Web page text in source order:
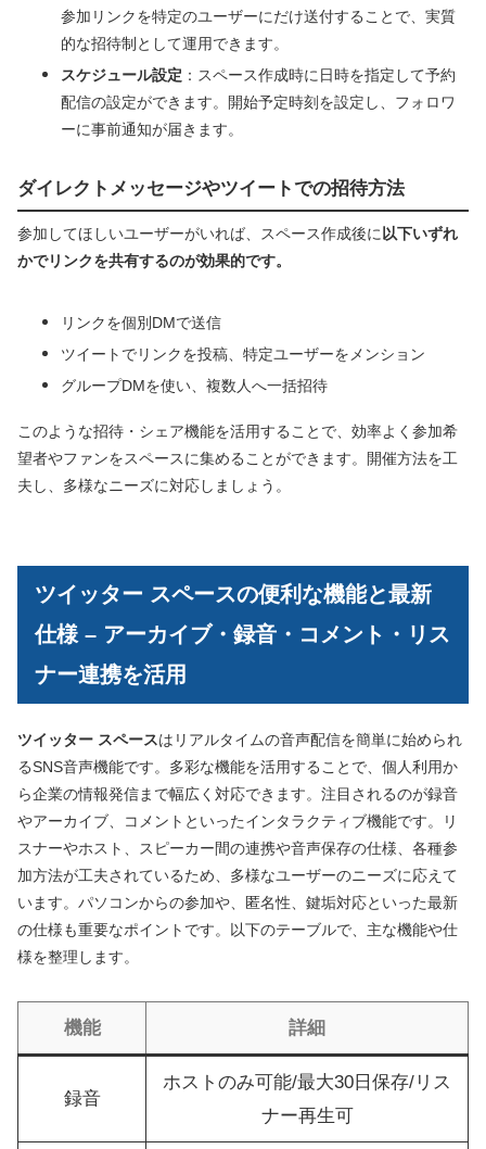
参加リンクを特定のユーザーにだけ送付することで、実質
的な招待制として運用できます。
スケジュール設定 ：スペース作成時に日時を指定して予約
配信の設定ができます。開始予定時刻を設定し、フォロワ
ーに事前通知が届きます。
ダイレクトメッセージやツイートでの招待方法
参加してほしいユーザーがいれば、スペース作成後に以下いずれ
かでリンクを共有するのが効果的です。
リンクを個別DMで送信
ツイートでリンクを投稿、特定ユーザーをメンション
グループDMを使い、複数人へ一括招待
このような招待・シェア機能を活用することで、効率よく参加希
望者やファンをスペースに集めることができます。開催方法を工
夫し、多様なニーズに対応しましょう。
ツイッター スペースの便利な機能と最新
仕様 – アーカイブ・録音・コメント・リス
ナー連携を活用
ツイッター スペースはリアルタイムの音声配信を簡単に始められ
るSNS音声機能です。多彩な機能を活用することで、個人利用か
ら企業の情報発信まで幅広く対応できます。注目されるのが録音
やアーカイブ、コメントといったインタラクティブ機能です。リ
スナーやホスト、スピーカー間の連携や音声保存の仕様、各種参
加方法が工夫されているため、多様なユーザーのニーズに応えて
います。パソコンからの参加や、匿名性、鍵垢対応といった最新
の仕様も重要なポイントです。以下のテーブルで、主な機能や仕
様を整理します。
機能 詳細
録音
ホストのみ可能/最大30日保存/リス
ナー再生可